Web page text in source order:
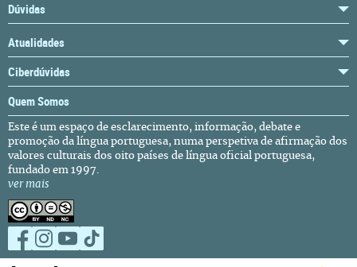
Dúvidas
Atualidades
Ciberdúvidas
Quem Somos
Este é um espaço de esclarecimento, informação, debate e
promoção da língua portuguesa, numa perspetiva de afirmação dos
valores culturais dos oito países de língua oficial portuguesa,
fundado em 1997.
ver mais